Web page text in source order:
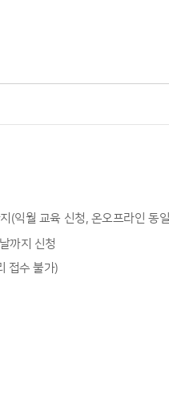
(익월 교육 신청, 온오프라인 동
까지 신청
접수 불가)